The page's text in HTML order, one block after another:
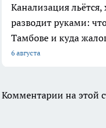
Канализация
разводит руками:
Тамбове и куда
6 августа
Комментарии на этой